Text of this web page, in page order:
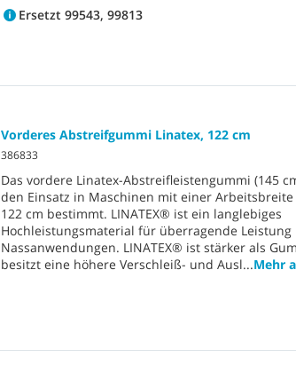
Ersetzt 99543, 99813
Vorderes Abstreifgummi Linatex, 122 cm
386833
Das vordere Linatex-Abstreifleistengummi (145
den Einsatz in Maschinen mit einer Arbeitsbreite
122 cm bestimmt. LINATEX® ist ein langlebiges
Hochleistungsmaterial für überragende Leistung
Nassanwendungen. LINATEX® ist stärker als
besitzt eine höhere Verschleiß- und Ausl...Mehr